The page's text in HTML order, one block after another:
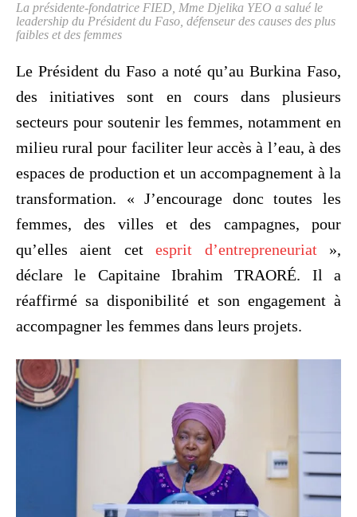
La présidente-fondatrice FIED, Mme Djelika YEO a salué le
leadership du Président du Faso, défenseur des causes des plus
faibles et des femmes
Le Président du Faso a noté qu’au Burkina Faso,
des initiatives sont en cours dans plusieurs
secteurs pour soutenir les femmes, notamment en
milieu rural pour faciliter leur accès à l’eau, à des
espaces de production et un accompagnement à la
transformation. « J’encourage donc toutes les
femmes, des villes et des campagnes, pour
qu’elles aient cetesprit d’entrepreneuriat »,
déclare le Capitaine Ibrahim TRAORÉ. Il a
réaffirmé sa disponibilité et son engagement à
accompagner les femmes dans leurs projets.